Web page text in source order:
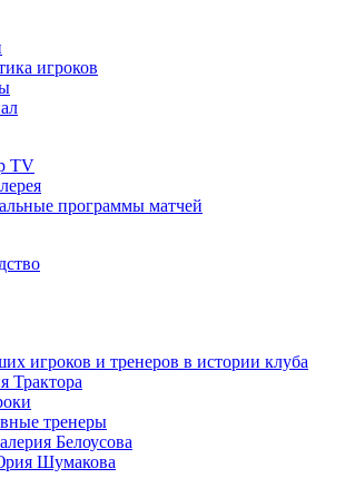
игроков
TV
программы матчей
игроков и тренеров в истории клуба
Трактора
тренеры
Белоусова
Шумакова